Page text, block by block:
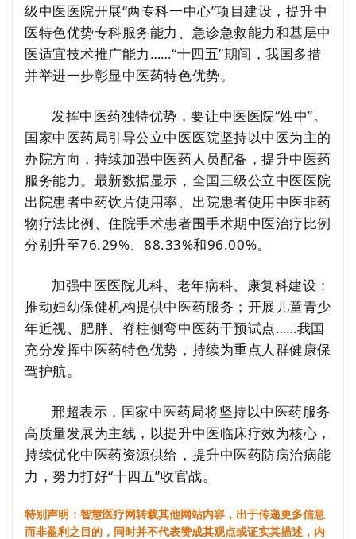
级中医医院开展“两专科一中心”项目建设，提升中
医特色优势专科服务能力、急诊急救能力和基层中
医适宜技术推广能力……“十四五”期间，我国多措
并举进一步彰显中医药特色优势。
发挥中医药独特优势，要让中医医院“姓中”。
国家中医药局引导公立中医医院坚持以中医为主的
办院方向，持续加强中医药人员配备，提升中医药
服务能力。最新数据显示，全国三级公立中医医院
出院患者中药饮片使用率、出院患者使用中医非药
物疗法比例、住院手术患者围手术期中医治疗比例
分别升至76.29%、88.33%和96.00%。
加强中医医院儿科、老年病科、康复科建设；
推动妇幼保健机构提供中医药服务；开展儿童青少
年近视、肥胖、脊柱侧弯中医药干预试点……我国
充分发挥中医药特色优势，持续为重点人群健康保
驾护航。
邢超表示，国家中医药局将坚持以中医药服务
高质量发展为主线，以提升中医临床疗效为核心，
持续优化中医药资源供给，提升中医药防病治病能
力，努力打好“十四五”收官战。
特别声明：智慧医疗网转载其他网站内容，出于传递更多信息
而非盈利之目的，同时并不代表赞成其观点或证实其描述，内